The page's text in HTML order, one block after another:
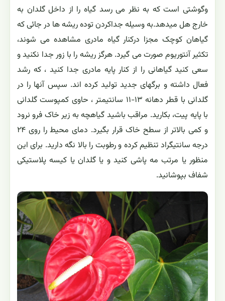
وگوشتی است که به نظر می رسد گیاه را از داخل گلدان به
خارج هل میدهد.به وسیله جداکردن توده ریشه ها در جائی که
گیاهان کوچک مجزا درکنار گیاه مادری مشاهده می شوند،
تکثیر آنتوریوم صورت می گیرد. هرگز ریشه را با زور جدا نکنید و
سعی کنید گیاهانی را از کنار پایه مادری جدا کنید ، که رشد
فعال داشته و برگهای جدید تولید کرده اند. سپس آنها را در
گلدانی با قطر دهانه ۱۳-۱۱ سانتیمتر ، حاوی کمپوست گلدانی
با پایه پیت، بکارید. مراقب باشید گیاهچه به زیر خاک فرو نرود
و کمی بالاتر از سطح خاک قرار بگیرد. دمای محیط را روی ۲۴
درجه سانتیگراد تنظیم کرده و رطوبت را بالا نگه دارید. برای این
منظور یا مرتب مه پاشی کنید و یا گلدان یا کیسه پلاستیکی
شفاف بپوشانید.